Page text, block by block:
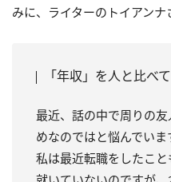
みに、ライターのトイアンナ
「年収」を人と比べ
最近、話の中で周りの
めなのではと悩んでいま
私は最近転職をしたこ